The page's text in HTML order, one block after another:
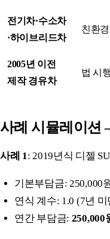
전기차·수소차
·하이브리드차
친환
2005년 이전
제작 경유차
법 시
사례 시뮬레이션
사례 1 : 2019년식 디젤
기본부담금: 250,000
연식 계수: 1.0 (7년 미
연간 부담금: 250,000